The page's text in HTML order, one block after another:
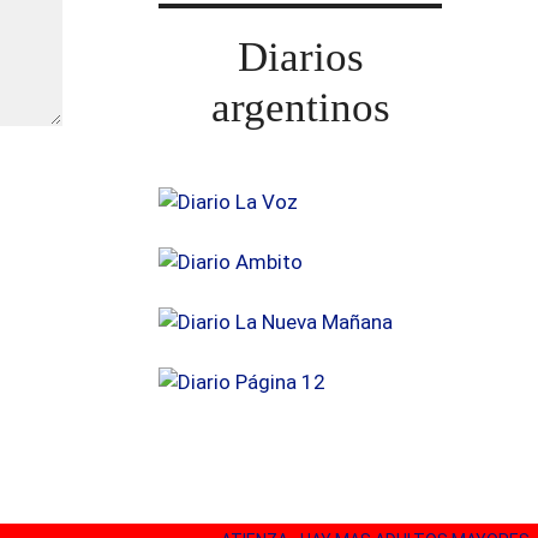
Diarios
argentinos